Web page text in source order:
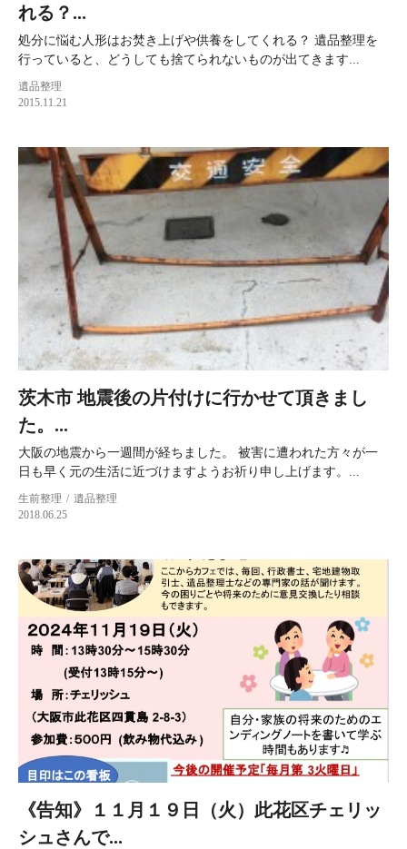
れる？...
処分に悩む人形はお焚き上げや供養をしてくれる？ 遺品整理を
行っていると、どうしても捨てられないものが出てきます...
遺品整理
2015.11.21
茨木市 地震後の片付けに行かせて頂きまし
た。...
大阪の地震から一週間が経ちました。 被害に遭われた方々が一
日も早く元の生活に近づけますようお祈り申し上げます。...
生前整理
遺品整理
2018.06.25
《告知》１１月１９日（火）此花区チェリッ
シュさんで...